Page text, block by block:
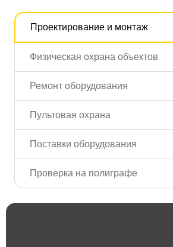
Проектирование и монтаж
Физическая охрана объектов
Ремонт оборудования
Пультовая охрана
Поставки оборудования
Проверка на полиграфе